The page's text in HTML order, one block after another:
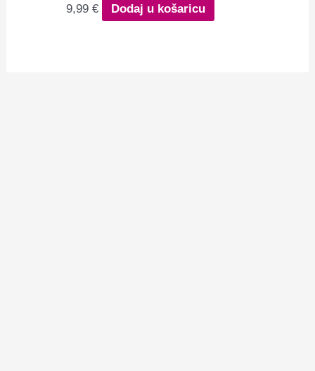
9,99€ Dodaj u košaricu